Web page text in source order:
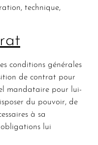
technique,
conditions générales
de contrat pour
mandataire pour lui-
du pouvoir, de
à sa
obligations lui